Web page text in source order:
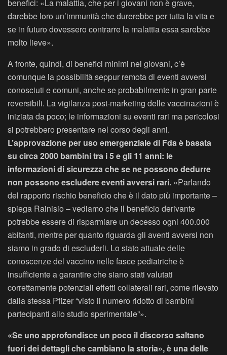
benefici: «La malattia, che per i giovani non è grave,
darebbe loro un’immunità che durerebbe per tutta la vita e
se in futuro dovessero contrarre la malattia essa sarebbe
molto lieve».
A fronte, quindi, di benefici minimi nei giovani, c’è
comunque la possibilità seppur remota di eventi avversi
conosciuti e comuni, anche se probabilmente in gran parte
reversibili. La vigilanza post-marketing delle vaccinazioni è
iniziata da poco; le informazioni su eventi rari ma pericolosi
si potrebbero presentare nel corso degli anni.
L’approvazione per uso emergenziale di Fda è basata
su circa 2000 bambini tra i 5 e gli 11 anni: le
informazioni di sicurezza che se ne possono dedurre
non possono escludere eventi avversi rari. «Parlando
del rapporto rischio beneficio che è il dato più importante –
spiega Rainisio – vediamo che il beneficio derivante
potrebbe essere di risparmiare un decesso ogni 400.000
abitanti, mentre per quanto riguarda gli aventi avversi non
siamo in grado di escluderli. Lo stato attuale delle
conoscenze del vaccino nelle fasce pediatriche è
insufficiente a garantire che siano stati valutati
correttamente potenziali effetti collaterali rari, come rilevato
dalla stessa Pfizer “visto il numero ridotto di bambini
partecipanti allo studio sperimentale”».
«Se uno approfondisce un poco il discorso saltano
fuori dei dettagli che cambiano la storia», è una delle